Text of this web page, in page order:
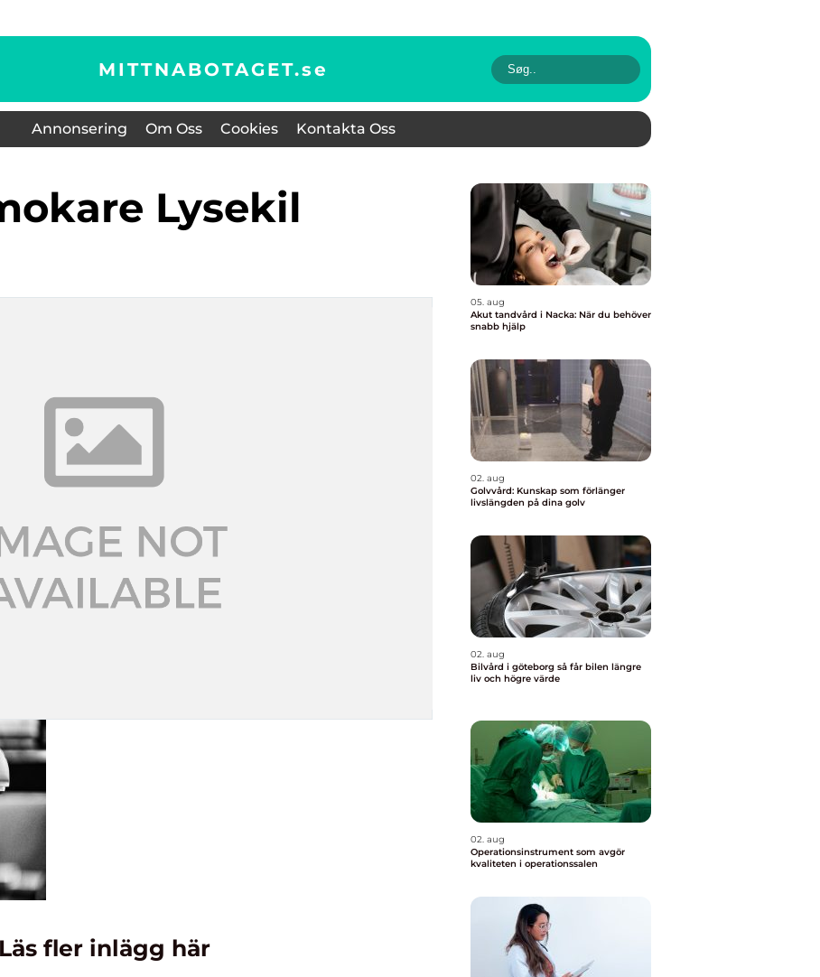
MITTNABOTAGET.se
Annonsering Om Oss Cookies Kontakta Oss
Lysekil
Läs fler inlägg här
05. aug
Akut tandvård i Nacka: När du behöver
snabb hjälp
02. aug
Golvvård: Kunskap som förlänger
livslängden på dina golv
02. aug
Bilvård i göteborg så får bilen längre
liv och högre värde
02. aug
Operationsinstrument som avgör
kvaliteten i operationssalen